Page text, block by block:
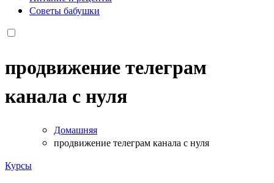
Советы бабушки
продвижение телеграм
канала с нуля
Домашняя
продвижение телеграм канала с нуля
Курсы